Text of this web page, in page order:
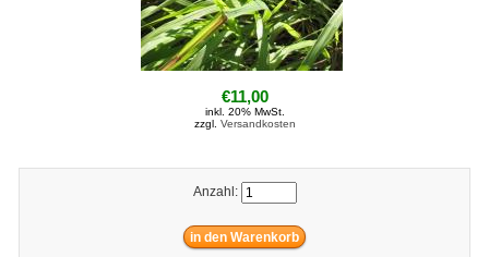
€11,00
inkl. 20% MwSt.
zzgl. Versandkosten
Anzahl: